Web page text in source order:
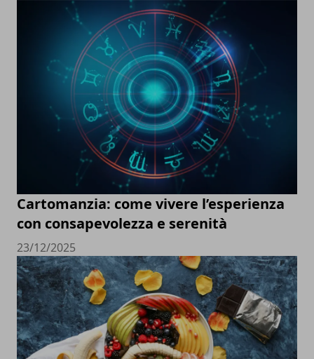
Cartomanzia: come vivere l’esperienza
con consapevolezza e serenità
23/12/2025